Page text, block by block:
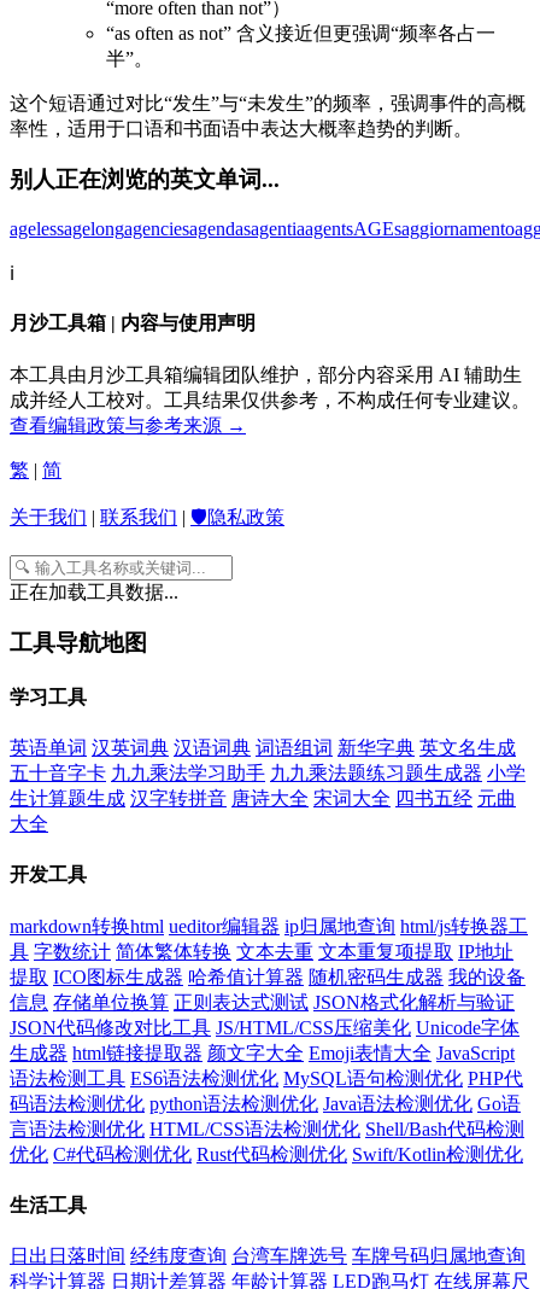
“more often than not”）
“as often as not” 含义接近但更强调“频率各占一
半”。
这个短语通过对比“发生”与“未发生”的频率，强调事件的高概
率性，适用于口语和书面语中表达大概率趋势的判断。
别人正在浏览的英文单词...
agelessagelongagenciesagendasagentiaagentsAGEsaggiornamento
ℹ️
月沙工具箱 | 内容与使用声明
本工具由月沙工具箱编辑团队维护，部分内容采用 AI 辅助生
成并经人工校对。工具结果仅供参考，不构成任何专业建议。
查看编辑政策与参考来源 →
繁 | 简
关于我们 | 联系我们 | 🛡️隐私政策
正在加载工具数据...
工具导航地图
学习工具
英语单词 汉英词典 汉语词典 词语组词 新华字典 英文名生成
五十音字卡 九九乘法学习助手 九九乘法题练习题生成器 小学
生计算题生成 汉字转拼音 唐诗大全 宋词大全 四书五经 元曲
大全
开发工具
markdown转换html ueditor编辑器 ip归属地查询 html/js转换器工
具 字数统计 简体繁体转换 文本去重 文本重复项提取 IP地址
提取 ICO图标生成器 哈希值计算器 随机密码生成器 我的设备
信息 存储单位换算 正则表达式测试 JSON格式化解析与验证
JSON代码修改对比工具 JS/HTML/CSS压缩美化 Unicode字体
生成器 html链接提取器 颜文字大全 Emoji表情大全 JavaScript
语法检测工具 ES6语法检测优化 MySQL语句检测优化 PHP代
码语法检测优化 python语法检测优化 Java语法检测优化 Go语
言语法检测优化 HTML/CSS语法检测优化 Shell/Bash代码检测
优化 C#代码检测优化 Rust代码检测优化 Swift/Kotlin检测优化
生活工具
日出日落时间 经纬度查询 台湾车牌选号 车牌号码归属地查询
科学计算器 日期计差算器 年龄计算器 LED跑马灯 在线屏幕尺